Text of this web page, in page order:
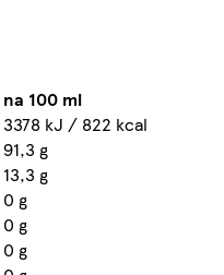
na 100 ml
3378 kJ / 822 kcal
91,3 g
13,3 g
0 g
0 g
0 g